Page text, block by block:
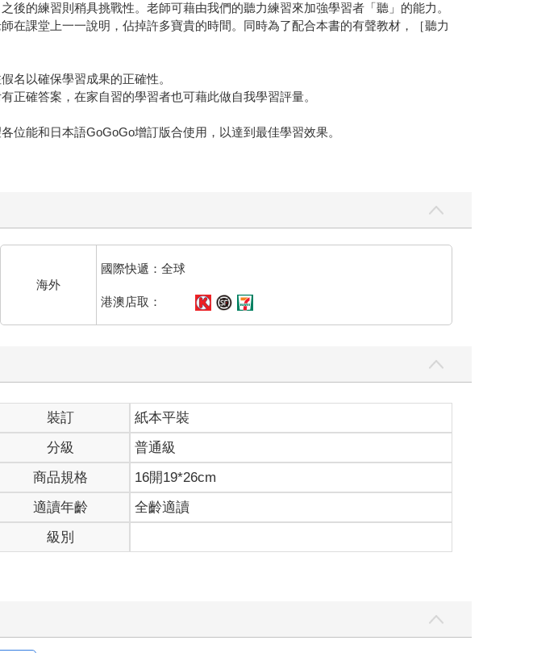
後的練習則稍具挑戰性。老師可藉由我們的聽力練習來加強學習者「聽」的能力。
在課堂上一一說明，佔掉許多寶貴的時間。同時為了配合本書的有聲教材，［聽力
名以確保學習成果的正確性。
正確答案，在家自習的學習者也可藉此做自我學習評量。
位能和日本語GoGoGo增訂版合使用，以達到最佳學習效果。
海外
國際快遞：全球
港澳店取：
裝訂
紙本平裝
分級
普通級
商品規格
16開19*26cm
適讀年齡
全齡適讀
級別